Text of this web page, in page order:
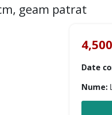
geam patrat
Date
Nume: